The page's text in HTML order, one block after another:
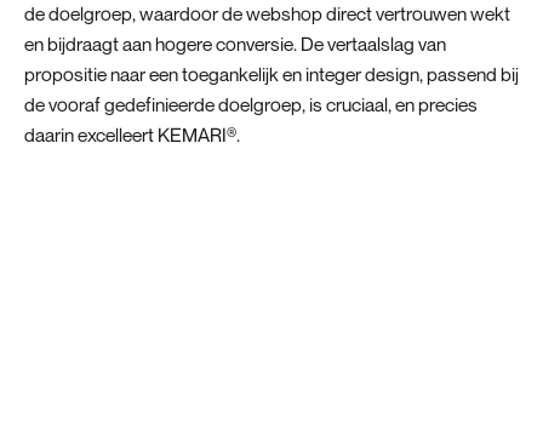
de doelgroep, waardoor de webshop direct vertrouwen wekt
en bijdraagt aan hogere conversie. De vertaalslag van
propositie naar een toegankelijk en integer design, passend bij
de vooraf gedefinieerde doelgroep, is cruciaal, en precies
daarin excelleert KEMARI®.